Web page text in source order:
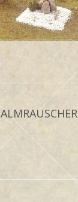
ALMRAUSCHER